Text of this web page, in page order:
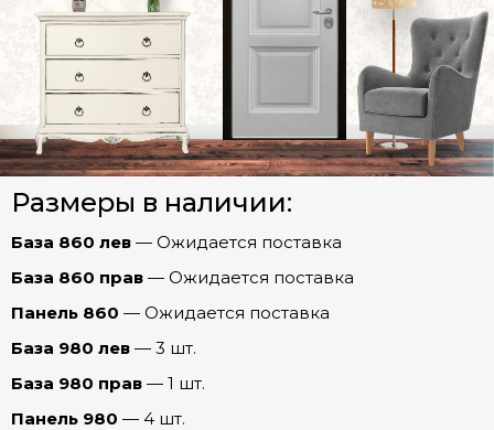
Ферзь Зеркало МАХ (эмалит Серый)
Ферзь Зеркало ОПТИМА (эмалит Белый)
Ферзь Зеркало ПРЕСТИЖ (Капучино)
Ферзь Бостон (эмаль Арктика)
Ферзь Графика (эмалит Белый)
Ферзь Евро 29/Рейне (Эмалит белый)
Ферзь Мадрид (Беленый дуб)
Ферзь Рельеф (эмалит Белый)
Ферзь Роял (Дуб пацифика)
Ферзь Соло (Бетон лофт)
Ферзь Соло (Капучино)
Честер
Шторм
СТАЛЬНЫЕ ДВЕРИ (Распродажа)
Межкомнатные двери
Арки
Фурнитура
Размеры в наличии:
База 860 лев — Ожидается поставка
База 860 прав — Ожидается поставка
Панель 860 — Ожидается поставка
База 980 лев — 3 шт.
База 980 прав — 1 шт.
Панель 980 — 4 шт.